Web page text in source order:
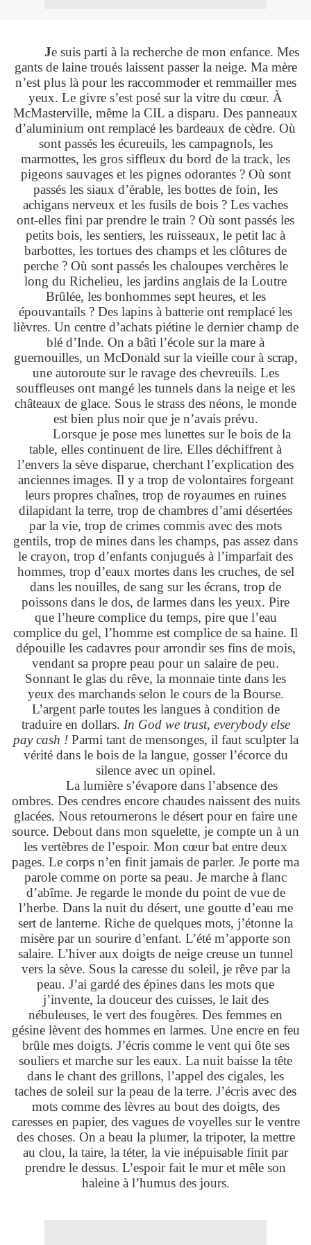
Je suis parti à la recherche de mon enfance. Mes
gants de laine troués laissent passer la neige. Ma mère
n’est plus là pour les raccommoder et remmailler mes
yeux. Le givre s’est posé sur la vitre du cœur. À
McMasterville, même la CIL a disparu. Des panneaux
d’aluminium ont remplacé les bardeaux de cèdre. Où
sont passés les écureuils, les campagnols, les
marmottes, les gros siffleux du bord de la track, les
pigeons sauvages et les pignes odorantes ? Où sont
passés les siaux d’érable, les bottes de foin, les
achigans nerveux et les fusils de bois ? Les vaches
ont-elles fini par prendre le train ? Où sont passés les
petits bois, les sentiers, les ruisseaux, le petit lac à
barbottes, les tortues des champs et les clôtures de
perche ? Où sont passés les chaloupes verchères le
long du Richelieu, les jardins anglais de la Loutre
Brûlée, les bonhommes sept heures, et les
épouvantails ? Des lapins à batterie ont remplacé les
lièvres. Un centre d’achats piétine le dernier champ de
blé d’Inde. On a bâti l’école sur la mare à
guernouilles, un McDonald sur la vieille cour à scrap,
une autoroute sur le ravage des chevreuils. Les
souffleuses ont mangé les tunnels dans la neige et les
châteaux de glace. Sous le strass des néons, le monde
est bien plus noir que je n’avais prévu.
Lorsque je pose mes lunettes sur le bois de la
table, elles continuent de lire. Elles déchiffrent à
l’envers la sève disparue, cherchant l’explication des
anciennes images. Il y a trop de volontaires forgeant
leurs propres chaînes, trop de royaumes en ruines
dilapidant la terre, trop de chambres d’ami désertées
par la vie, trop de crimes commis avec des mots
gentils, trop de mines dans les champs, pas assez dans
le crayon, trop d’enfants conjugués à l’imparfait des
hommes, trop d’eaux mortes dans les cruches, de sel
dans les nouilles, de sang sur les écrans, trop de
poissons dans le dos, de larmes dans les yeux. Pire
que l’heure complice du temps, pire que l’eau
complice du gel, l’homme est complice de sa haine. Il
dépouille les cadavres pour arrondir ses fins de mois,
vendant sa propre peau pour un salaire de peu.
Sonnant le glas du rêve, la monnaie tinte dans les
yeux des marchands selon le cours de la Bourse.
L’argent parle toutes les langues à condition de
traduire en dollars. In God we trust, everybody else
pay cash !Parmi tant de mensonges, il faut sculpter la
vérité dans le bois de la langue, gosser l’écorce du
silence avec un opinel.
La lumière s’évapore dans l’absence des
ombres. Des cendres encore chaudes naissent des nuits
glacées. Nous retournerons le désert pour en faire une
source. Debout dans mon squelette, je compte un à un
les vertèbres de l’espoir. Mon cœur bat entre deux
pages. Le corps n’en finit jamais de parler. Je porte ma
parole comme on porte sa peau. Je marche à flanc
d’abîme. Je regarde le monde du point de vue de
l’herbe. Dans la nuit du désert, une goutte d’eau me
sert de lanterne. Riche de quelques mots, j’étonne la
misère par un sourire d’enfant. L’été m’apporte son
salaire. L’hiver aux doigts de neige creuse un tunnel
vers la sève. Sous la caresse du soleil, je rêve par la
peau. J’ai gardé des épines dans les mots que
j’invente, la douceur des cuisses, le lait des
nébuleuses, le vert des fougères. Des femmes en
gésine lèvent des hommes en larmes. Une encre en feu
brûle mes doigts. J’écris comme le vent qui ôte ses
souliers et marche sur les eaux. La nuit baisse la tête
dans le chant des grillons, l’appel des cigales, les
taches de soleil sur la peau de la terre. J’écris avec des
mots comme des lèvres au bout des doigts, des
caresses en papier, des vagues de voyelles sur le ventre
des choses. On a beau la plumer, la tripoter, la mettre
au clou, la taire, la téter, la vie inépuisable finit par
prendre le dessus. L’espoir fait le mur et mêle son
haleine à l’humus des jours.